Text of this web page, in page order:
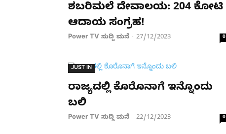
ಶಬರಿಮಲೆ ದೇವಾಲಯ: 204 ಕೋಟಿ
ಆದಾಯ ಸಂಗ್ರಹ!
Power TV ಸುದ್ದಿ ಮನೆ - 27/12/2023 0
JUST IN
ರಾಜ್ಯದಲ್ಲಿ ಕೊರೊನಾಗೆ ಇನ್ನೊಂದು
ಬಲಿ
Power TV ಸುದ್ದಿ ಮನೆ - 22/12/2023 0